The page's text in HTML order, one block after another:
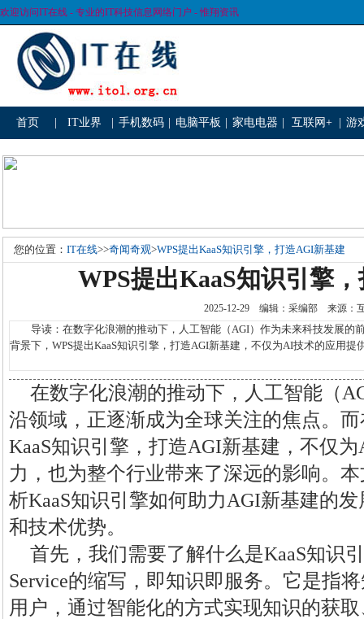
欢迎访问IT在线 - 专业的IT科技信息网络门户 - 惟翔资讯
首页 IT业界 手机数码 电脑平板 家电电器 互联网+ 游
您的位置： IT在线>>奇闻奇观>WPS提出KaaS知识引擎，打造AGI新基建
WPS提出KaaS知识引擎
2025-12-29 编辑：采编部 来源
导读：在数字化浪潮的推动下，人工智能（AGI）作为未来科技发展的
背景下，WPS提出KaaS知识引擎，打造AGI新基建，不仅为AI技术的应用
在数字化浪潮的推动下，人工智能（
沿领域，正逐渐成为全球关注的焦点。
KaaS知识引擎，打造AGI新基建，不仅
力，也为整个行业带来了深远的影响。
析KaaS知识引擎如何助力AGI新基建的
和技术优势。
首先，我们需要了解什么是KaaS知识
Service的缩写，即知识即服务。它是指
用户，通过智能化的方式实现知识的获